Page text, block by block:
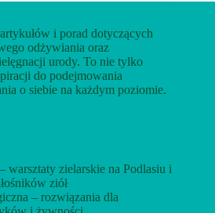
i porad dotyczących
odżywiania oraz
urody. To nie tylko
do podejmowania
o siebie na każdym poziomie.
warsztaty zielarskie na Podlasiu i
ziół
– rozwiązania dla